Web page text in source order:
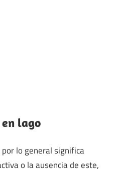
lago
lo general significa
o la ausencia de este,